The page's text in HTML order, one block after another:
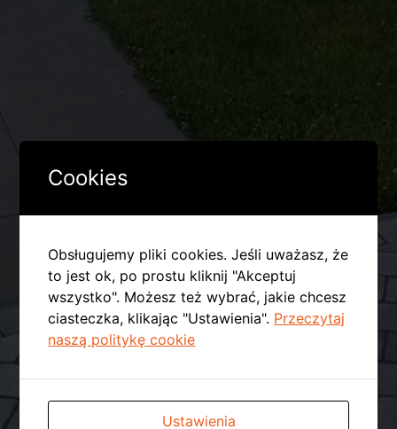
Cookies
Obsługujemy pliki cookies. Jeśli uważasz, że
to jest ok, po prostu kliknij "Akceptuj
wszystko". Możesz też wybrać, jakie chcesz
ciasteczka, klikając "Ustawienia". Przeczytaj
naszą politykę cookie
Ustawienia